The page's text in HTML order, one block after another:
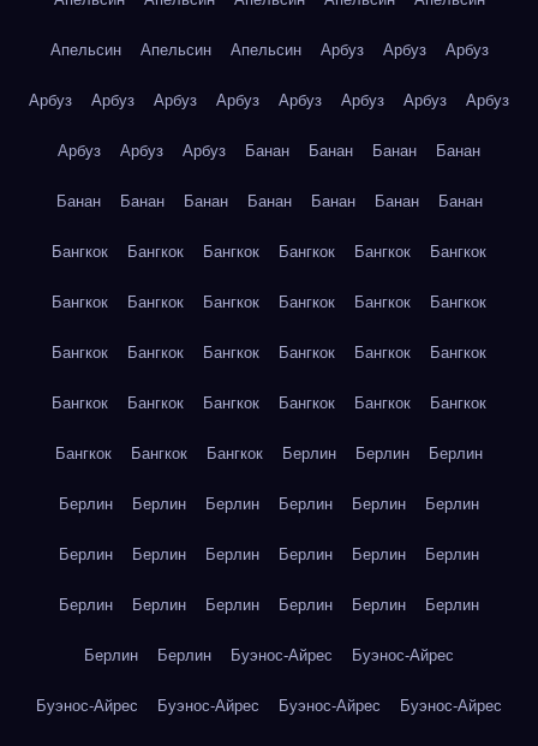
Апельсин Апельсин Апельсин Арбуз Арбуз Арбуз
Арбуз Арбуз Арбуз Арбуз Арбуз Арбуз Арбуз Арбуз
Арбуз Арбуз Арбуз Банан Банан Банан Банан
Банан Банан Банан Банан Банан Банан Банан
Бангкок Бангкок Бангкок Бангкок Бангкок Бангкок
Бангкок Бангкок Бангкок Бангкок Бангкок Бангкок
Бангкок Бангкок Бангкок Бангкок Бангкок Бангкок
Бангкок Бангкок Бангкок Бангкок Бангкок Бангкок
Бангкок Бангкок Бангкок Берлин Берлин Берлин
Берлин Берлин Берлин Берлин Берлин Берлин
Берлин Берлин Берлин Берлин Берлин Берлин
Берлин Берлин Берлин Берлин Берлин Берлин
Берлин Берлин Буэнос-Айрес Буэнос-Айрес
Буэнос-Айрес Буэнос-Айрес Буэнос-Айрес Буэнос-Айрес